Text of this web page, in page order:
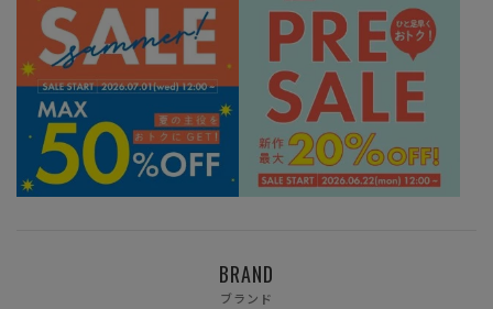
BRAND
ブランド